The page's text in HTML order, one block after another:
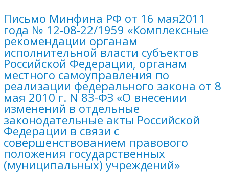
Письмо Минфина РФ от 16 мая2011
года № 12-08-22/1959 «Комплексные
рекомендации органам
исполнительной власти субъектов
Российской Федерации, органам
местного самоуправления по
реализации федерального закона от 8
мая 2010 г. N 83-ФЗ «О внесении
изменений в отдельные
законодательные акты Российской
Федерации в связи с
совершенствованием правового
положения государственных
(муниципальных) учреждений»